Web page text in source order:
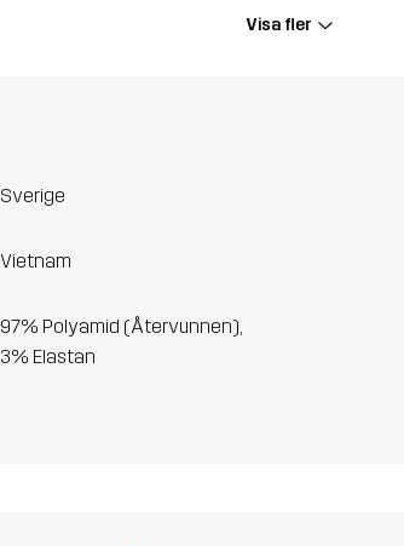
Visa fler
Sverige
Vietnam
97% Polyamid (Återvunnen),
3% Elastan